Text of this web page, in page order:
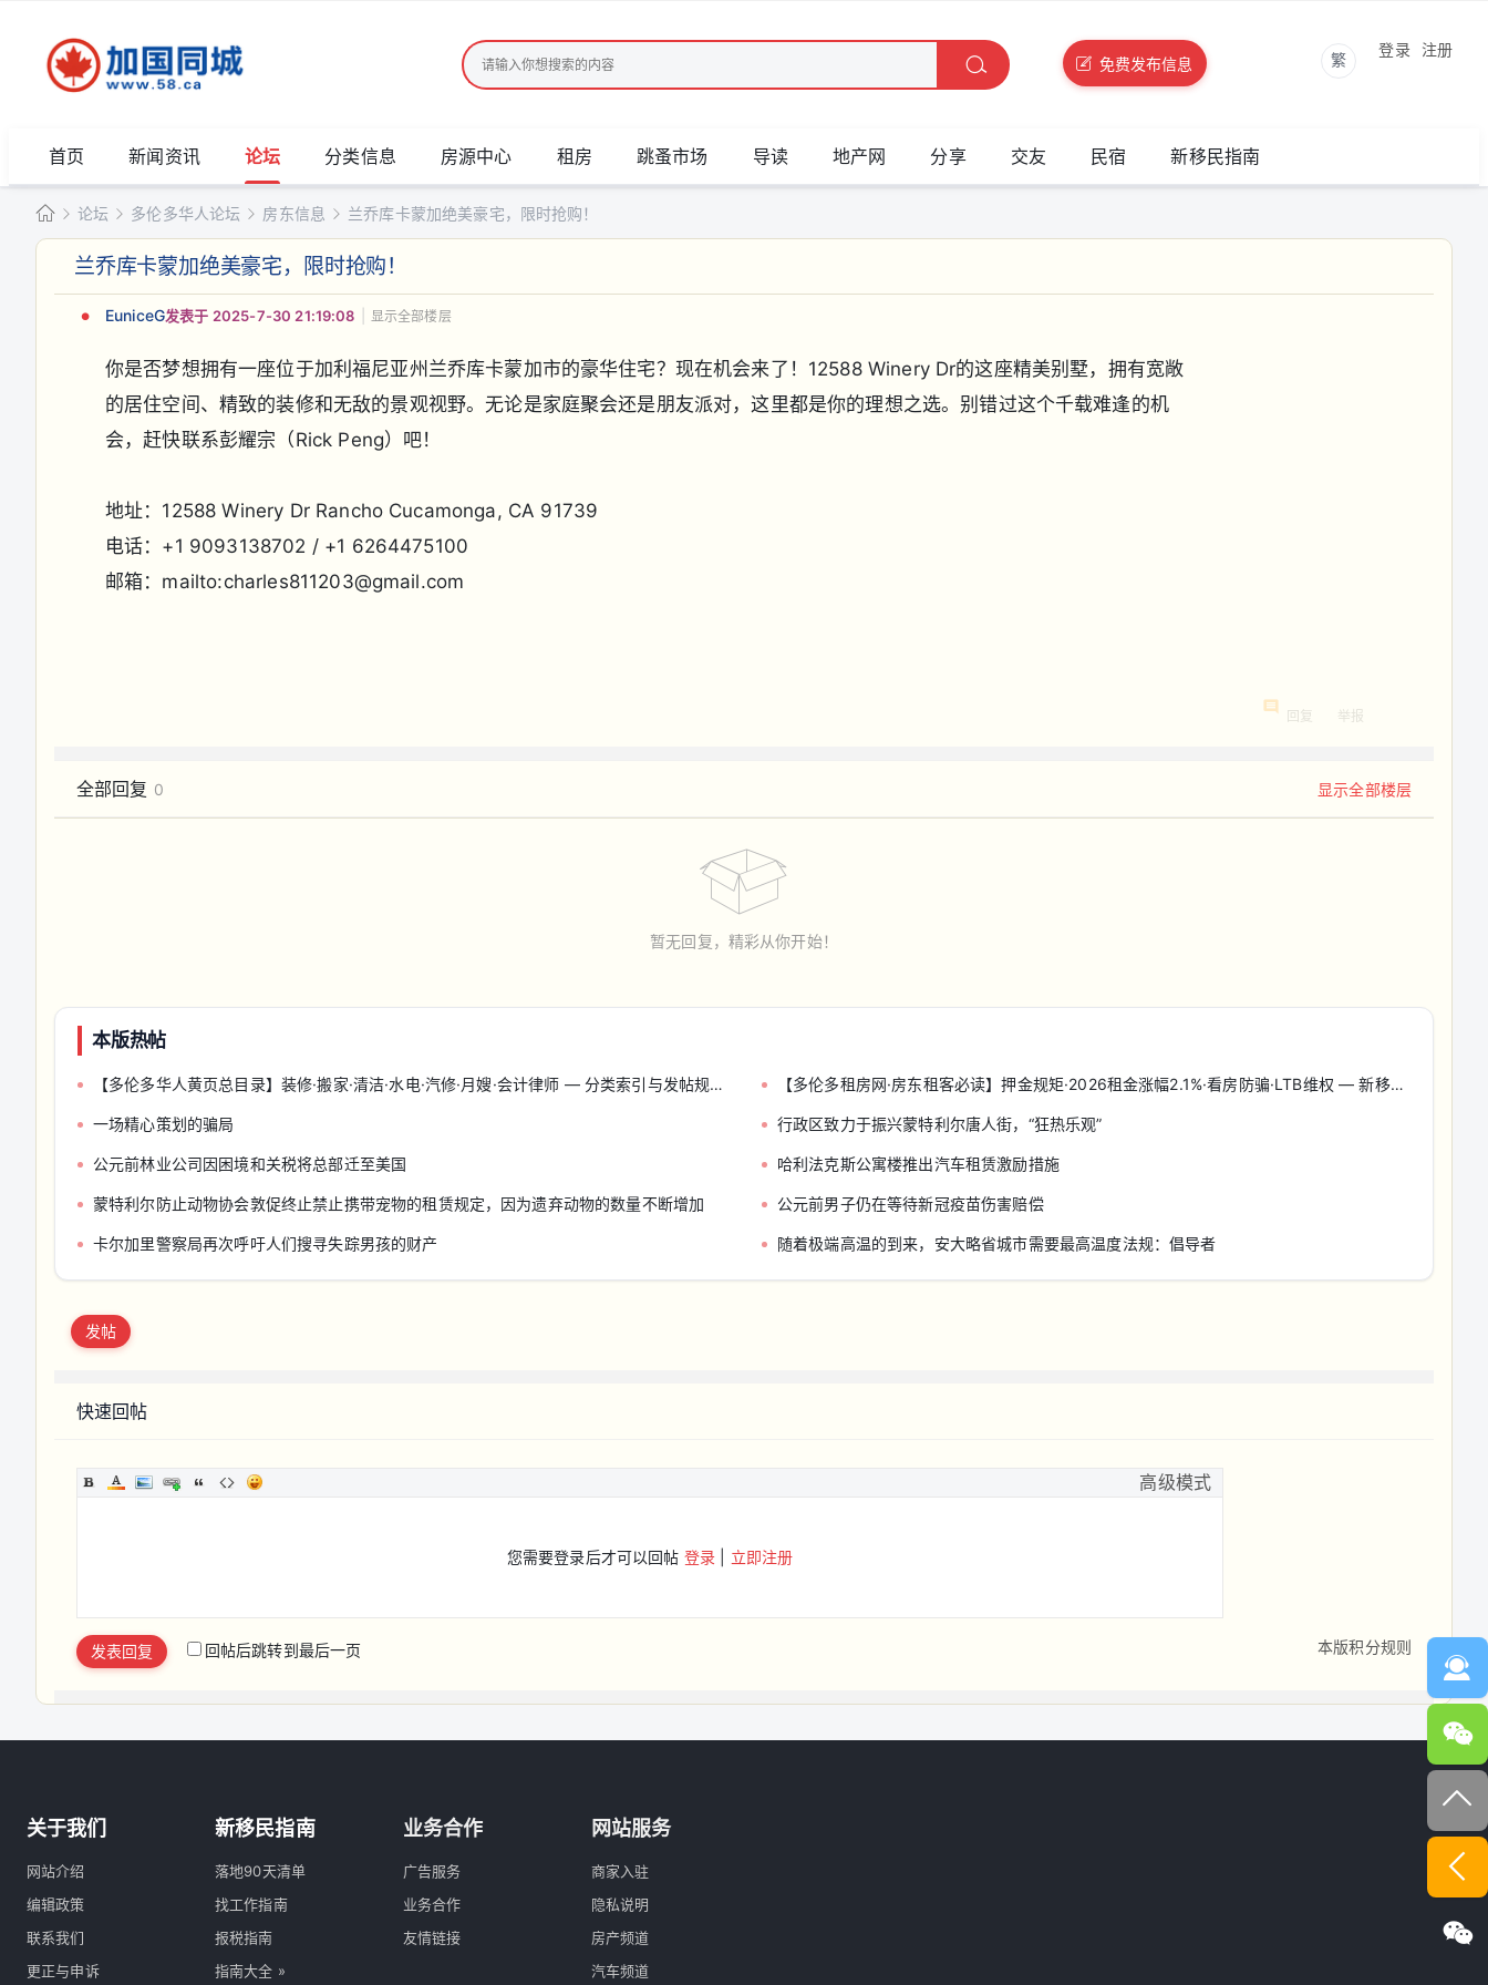
免费发布信息 繁
登录 注册
首页 新闻资讯 论坛 分类信息 房源中心 租房 跳蚤市场 导读 地产网 分享 交友 民宿 新移民指南
加
论坛 多伦多华人论坛 房东信息
›
兰乔库卡蒙加绝美豪宅，限时抢购！
兰乔库卡蒙加绝美豪宅，限时抢购！
EuniceG发表于 2025-7-30 21:19:08 显示全部楼层
你是否梦想拥有一座位于加利福尼亚州兰乔库卡蒙加市的豪华住宅？现在机会来了！12588 Winery Dr的这座精美别墅，拥有宽敞
的居住空间、精致的装修和无敌的景观视野。无论是家庭聚会还是朋友派对，这里都是你的理想之选。别错过这个千载难逢的机
会，赶快联系彭耀宗（Rick Peng）吧！
地址：12588 Winery Dr Rancho Cucamonga, CA 91739
电话：+1 9093138702 / +1 6264475100
邮箱：mailto:charles811203@gmail.com
回复 举报
全部回复 0 显示全部楼层
暂无回复，精彩从你开始！
本版热帖
【多伦多华人黄页总目录】装修·搬家·清洁·水电·汽修·月嫂·会计律师 — 分类索引与发帖规范（收藏帖） 【多伦多租房网·房东租客必读】押金规矩·2026租金涨幅2.1%·看房防骗·LTB维权 — 新移民租房攻略
一场精心策划的骗局 行政区致力于振兴蒙特利尔唐人街，“狂热乐观”
公元前林业公司因困境和关税将总部迁至美国 哈利法克斯公寓楼推出汽车租赁激励措施
蒙特利尔防止动物协会敦促终止禁止携带宠物的租赁规定，因为遗弃动物的数量不断增加 公元前男子仍在等待新冠疫苗伤害赔偿
卡尔加里警察局再次呼吁人们搜寻失踪男孩的财产 随着极端高温的到来，安大略省城市需要最高温度法规：倡导者
发帖
快速回帖
高级模式
您需要登录后才可以回帖 登录 立即注册
本版积分规则
发表回复 回帖后跳转到最后一页
关于我们
网站介绍
编辑政策
联系我们
更正与申诉
新移民指南
落地90天清单
找工作指南
报税指南
指南大全 »
业务合作
广告服务
业务合作
友情链接
网站服务
商家入驻
隐私说明
房产频道
汽车频道